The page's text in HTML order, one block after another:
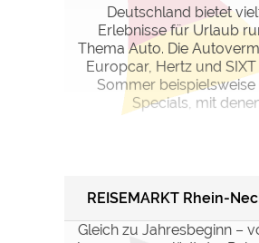
Deutschland bietet
Erlebnisse für Urlaub
Thema Auto. Die
Europcar, Hertz und
Sommer
Specials, mit
REISEMARKT Rhein-
Gleich zu Jahresbeginn –